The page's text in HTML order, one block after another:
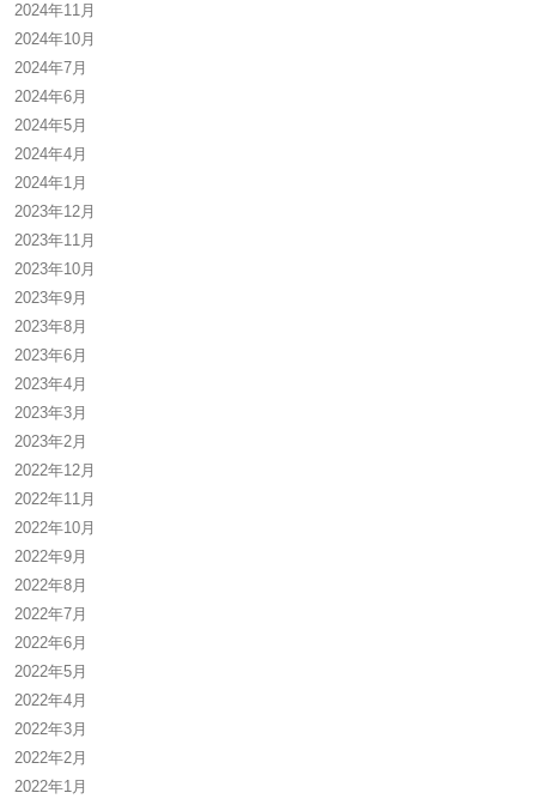
2024年11月
2024年10月
2024年7月
2024年6月
2024年5月
2024年4月
2024年1月
2023年12月
2023年11月
2023年10月
2023年9月
2023年8月
2023年6月
2023年4月
2023年3月
2023年2月
2022年12月
2022年11月
2022年10月
2022年9月
2022年8月
2022年7月
2022年6月
2022年5月
2022年4月
2022年3月
2022年2月
2022年1月